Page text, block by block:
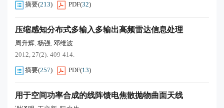
摘要(213) PDF(32)
压缩感知分布式多输入多输出高频雷达信息处理
周升辉, 杨强, 邓维波
2012, 27(2): 409-414.
摘要(257) PDF(13)
用于空间功率合成的线阵馈电焦散抛物曲面天线